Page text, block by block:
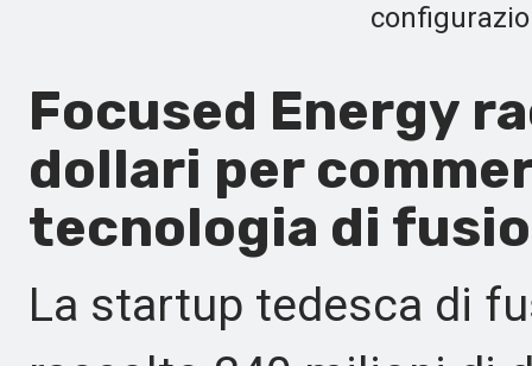
Focused Energy
dollari per
tecnologia di
La startup tedesca di